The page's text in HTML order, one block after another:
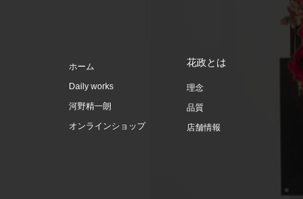
ホーム
Daily works
河野精一朗
オンラインショップ
花政とは
理念
品質
店舗情報